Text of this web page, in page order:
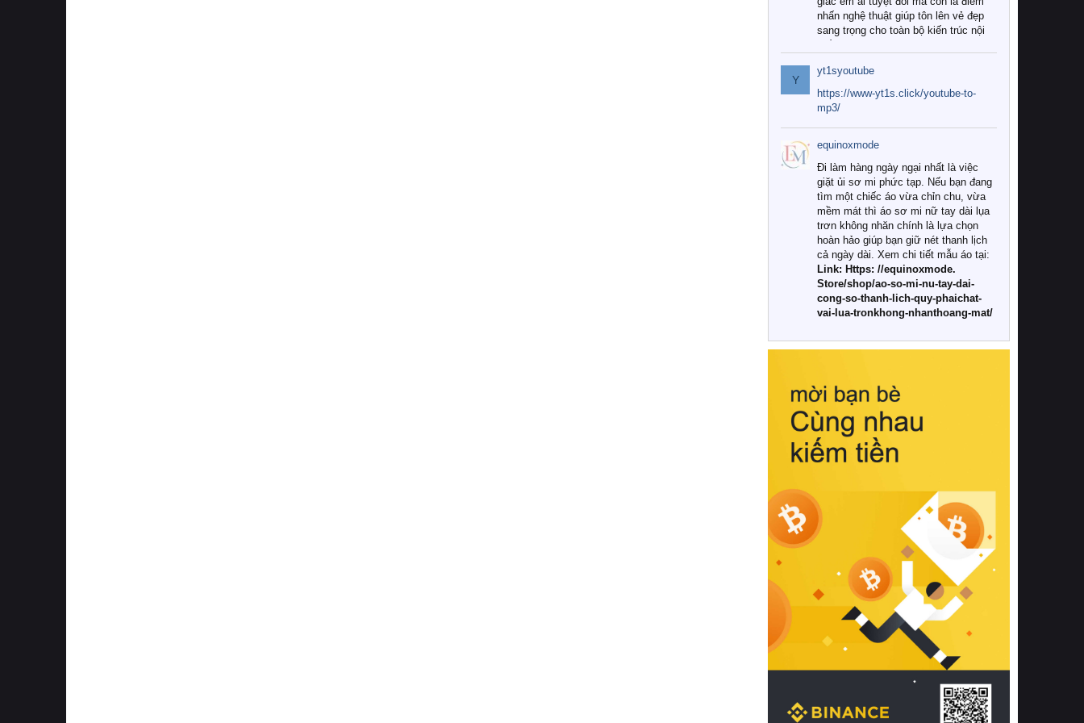
nhấn nghệ thuật giúp tôn lên vẻ đẹp
sang trọng cho toàn bộ kiến trúc nội
Tuy nhiên, giữa thị trường đa dạng
với vô vàn thương hiệu và mẫu mã
như hiện nay, làm thế nào để chọn
được những bộ chăn ga gối đệm cao
cấp thực sự chất lượng, phù hợp với
khí hậu và nhu cầu sử dụng của gia
đình? Hãy cùng chúng tôi đi tìm lời
giải đáp chi tiết qua bài viết dưới đây.
1. Tại sao các gia đình hiện đại lại ưa
chuộng chăn ga gối đệm cao cấp?
Khác với các dòng sản phẩm thông
thường, những bộ chăn ga gối đệm
cao cấp trải qua quy trình sản xuất
nghiêm ngặt từ khâu chọn lọc nguyên
liệu tự nhiên đến công nghệ dệt
nhuộm hiện đại không chứa hóa chất
này, bạn sẽ cảm nhận rõ rệt sự khác
hồi chuẩn xác của phần đệm nâng đỡ
cột sống.
Bên cạnh đó, việc lựa chọn các dòng
sản phẩm đạt chuẩn chất lượng quốc
tế còn giúp ngăn ngừa tình trạng kích
khuẩn và nấm mốc trong điều kiện
thời tiết nóng ẩm. Bạn có thể tìm hiểu
thêm các nghiên cứu khoa học về tác
động của giấc ngủ và môi trường
phòng ngủ đối với sức khỏe con
người tại Sleep Foundation (External
Link) để có cái nhìn toàn diện hơn.
2. Các tiêu chí vàng khi lựa chọn
chăn ga gối đệm cao cấp cho phòng
ngủ
Để sở hữu một bộ chăn ga gối đệm
cao cấp hoàn hảo cả về thẩm mỹ lẫn
công năng, người tiêu dùng cần cân
nhắc kỹ lưỡng các tiêu chí quan trọng
Y
yt1syoutube
https://www-yt1s.click/youtube-to-
mp3/
equinoxmode
Đi làm hàng ngày ngại nhất là việc
giặt ủi sơ mi phức tạp. Nếu bạn đang
tìm một chiếc áo vừa chỉn chu, vừa
mềm mát thì áo sơ mi nữ tay dài lụa
trơn không nhăn chính là lựa chọn
hoàn hảo giúp bạn giữ nét thanh lịch
cả ngày dài. Xem chi tiết mẫu áo tại:
Link: Https: //equinoxmode.
Store/shop/ao-so-mi-nu-tay-dai-
cong-so-thanh-lich-quy-phaichat-
vai-lua-tronkhong-nhanthoang-mat/